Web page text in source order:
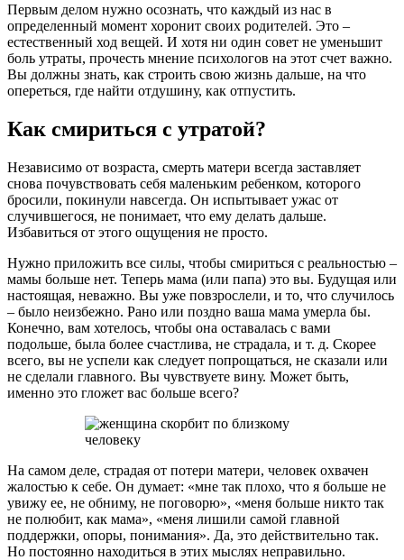
Первым делом нужно осознать, что каждый из нас в
определенный момент хоронит своих родителей. Это –
естественный ход вещей. И хотя ни один совет не уменьшит
боль утраты, прочесть мнение психологов на этот счет важно.
Вы должны знать, как строить свою жизнь дальше, на что
опереться, где найти отдушину, как отпустить.
Как смириться с утратой?
Независимо от возраста, смерть матери всегда заставляет
снова почувствовать себя маленьким ребенком, которого
бросили, покинули навсегда. Он испытывает ужас от
случившегося, не понимает, что ему делать дальше.
Избавиться от этого ощущения не просто.
Нужно приложить все силы, чтобы смириться с реальностью –
мамы больше нет. Теперь мама (или папа) это вы. Будущая или
настоящая, неважно. Вы уже повзрослели, и то, что случилось
– было неизбежно. Рано или поздно ваша мама умерла бы.
Конечно, вам хотелось, чтобы она оставалась с вами
подольше, была более счастлива, не страдала, и т. д. Скорее
всего, вы не успели как следует попрощаться, не сказали или
не сделали главного. Вы чувствуете вину. Может быть,
именно это гложет вас больше всего?
На самом деле, страдая от потери матери, человек охвачен
жалостью к себе. Он думает: «мне так плохо, что я больше не
увижу ее, не обниму, не поговорю», «меня больше никто так
не полюбит, как мама», «меня лишили самой главной
поддержки, опоры, понимания». Да, это действительно так.
Но постоянно находиться в этих мыслях неправильно.